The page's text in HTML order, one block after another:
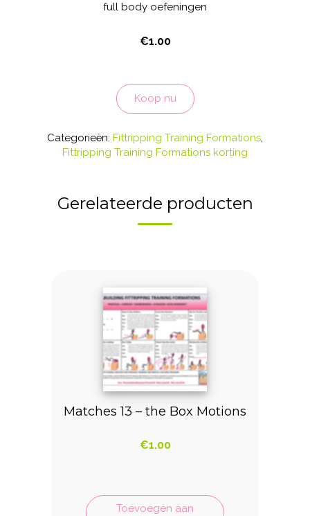
full body oefeningen
€1.00
3
-
Full
Body
aantal
Koop nu
Categorieën: Fittripping Training Formations,
Fittripping Training Formations korting
Gerelateerde producten
Matches 13 – the Box Motions
€1.00
Toevoegen aan